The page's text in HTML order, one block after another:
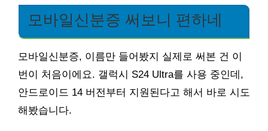
모바일신분증 써보니 편하네
모바일신분증, 이름만 들어봤지 실제로 써본 건 이
번이 처음이에요. 갤럭시 S24 Ultra를 사용 중인데,
안드로이드 14 버전부터 지원된다고 해서 바로 시도
해봤습니다.